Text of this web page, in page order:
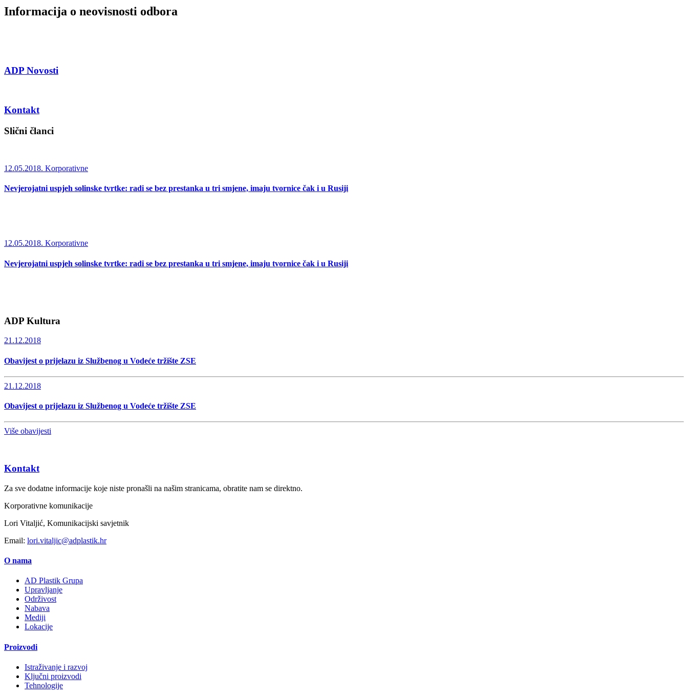
Informacija o neovisnosti odbora
ADP Novosti
Kontakt
Slični članci
12.05.2018. Korporativne
Nevjerojatni uspjeh solinske tvrtke: radi se bez prestanka u tri smjene, imaju tvornice čak i u Rusiji
12.05.2018. Korporativne
Nevjerojatni uspjeh solinske tvrtke: radi se bez prestanka u tri smjene, imaju tvornice čak i u Rusiji
ADP Kultura
21.12.2018
Obavijest o prijelazu iz Službenog u Vodeće tržište ZSE
21.12.2018
Obavijest o prijelazu iz Službenog u Vodeće tržište ZSE
Više obavijesti
Kontakt
Za sve dodatne informacije koje niste pronašli na našim stranicama, obratite nam se direktno.
Korporativne komunikacije
Lori Vitaljić, Komunikacijski savjetnik
Email: lori.vitaljic@adplastik.hr
O nama
AD Plastik Grupa
Upravljanje
Održivost
Nabava
Mediji
Lokacije
Proizvodi
Istraživanje i razvoj
Ključni proizvodi
Tehnologije